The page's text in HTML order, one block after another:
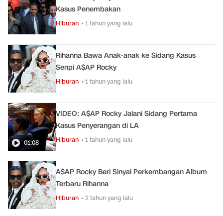
Kasus Penembakan
Hiburan • 1 tahun yang lalu
Rihanna Bawa Anak-anak ke Sidang Kasus
Senpi A$AP Rocky
Hiburan • 1 tahun yang lalu
01:08
VIDEO: A$AP Rocky Jalani Sidang Pertama
Kasus Penyerangan di LA
Hiburan • 1 tahun yang lalu
A$AP Rocky Beri Sinyal Perkembangan Album
Terbaru Rihanna
Hiburan • 2 tahun yang lalu